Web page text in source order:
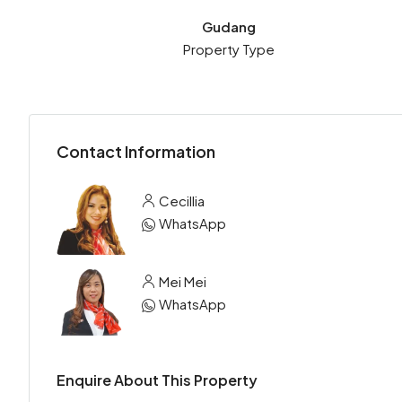
Gudang
Property Type
Contact Information
Cecillia
WhatsApp
Mei Mei
WhatsApp
Enquire About This Property